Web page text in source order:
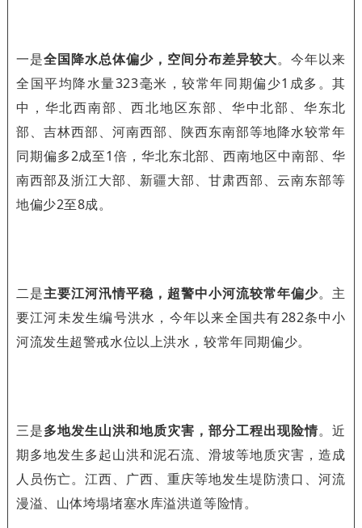
一是全国降水总体偏少，空间分布差异较大。今年以来
全国平均降水量323毫米，较常年同期偏少1成多。其
中，华北西南部、西北地区东部、华中北部、华东北
部、吉林西部、河南西部、陕西东南部等地降水较常年
同期偏多2成至1倍，华北东北部、西南地区中南部、华
南西部及浙江大部、新疆大部、甘肃西部、云南东部等
地偏少2至8成。
二是主要江河汛情平稳，超警中小河流较常年偏少。主
要江河未发生编号洪水，今年以来全国共有282条中小
河流发生超警戒水位以上洪水，较常年同期偏少。
三是多地发生山洪和地质灾害，部分工程出现险情。近
期多地发生多起山洪和泥石流、滑坡等地质灾害，造成
人员伤亡。江西、广西、重庆等地发生堤防溃口、河流
漫溢、山体垮塌堵塞水库溢洪道等险情。